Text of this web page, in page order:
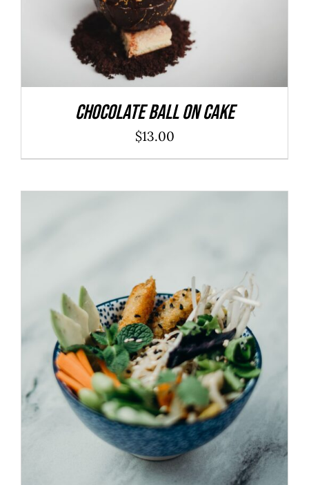
Chocolate Ball On Cake
$13.00
ADD TO CART / DÉTAILS